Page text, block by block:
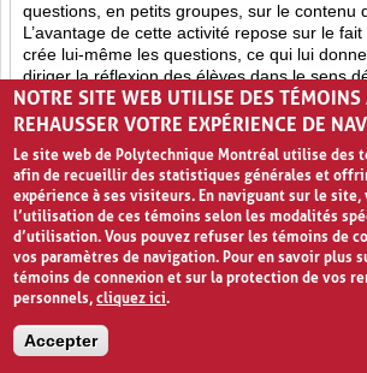
questions, en petits groupes, sur le contenu
L’avantage de cette activité repose sur le fait
crée lui-même les questions, ce qui lui
diriger la réflexion des élèves dans le sens
conformément aux objectifs de la leçon.
ayant lieu parmi les différentes équipes
élèves afin qu’ils s’approprient mieux la
aident à approfondir leur réflexion sur le sujet.
Participation active (6) Partage (13)
Approfondissement des connaissances (17)
PAGES
« ‹ 1 2
NOTRE SITE WEB UTILISE DES TÉMOINS
REHAUSSER VOTRE EXPÉRIENCE DE
Le site web de Polytechnique Montréal utilise des
afin de recueillir des statistiques générales et
expérience à ses visiteurs. En naviguant sur le site,
l’utilisation de ces témoins selon les modalités
d’utilisation. Vous pouvez refuser les témoins de
vos paramètres de navigation. Pour en savoir plus
témoins de connexion et sur la protection de vos
personnels,cliquez ici.
Accepter